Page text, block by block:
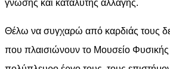
γνώσης και καταλύτης αλλαγής.
Θέλω να συγχαρώ από καρδιάς τους
που πλαισιώνουν το Μουσείο Φυσικής